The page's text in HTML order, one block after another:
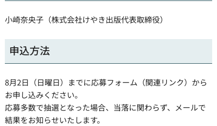
小崎奈央子（株式会社けやき出版代表取締役）
申込方法
8月2日（日曜日）までに応募フォーム（関連リンク）から
お申し込みください。
応募多数で抽選となった場合、当落に関わらず、メールで
結果をお知らせいたします。